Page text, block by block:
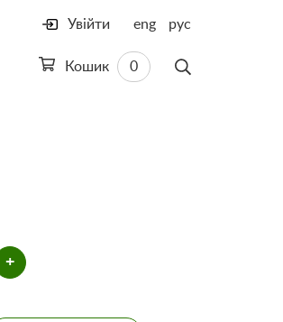
Увійти
Кошик 0
eng рус
+